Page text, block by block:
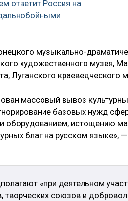
ответит Россия на
музыкально-
художественного музея,
Луганского краеведческого
массовый вывоз
базовых нужд
оборудованием, истощению
благ на русском языке»,
«при деятельном
союзов и